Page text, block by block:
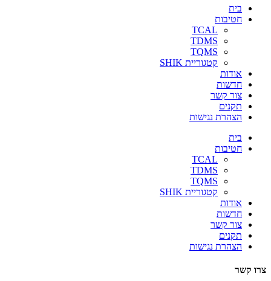
בית
חטיבות
TCAL
TDMS
TQMS
קטגוריית SHIK
אודות
חדשות
צור קשר
תקנים
הצהרת נגישות
בית
חטיבות
TCAL
TDMS
TQMS
קטגוריית SHIK
אודות
חדשות
צור קשר
תקנים
הצהרת נגישות
צרו קשר